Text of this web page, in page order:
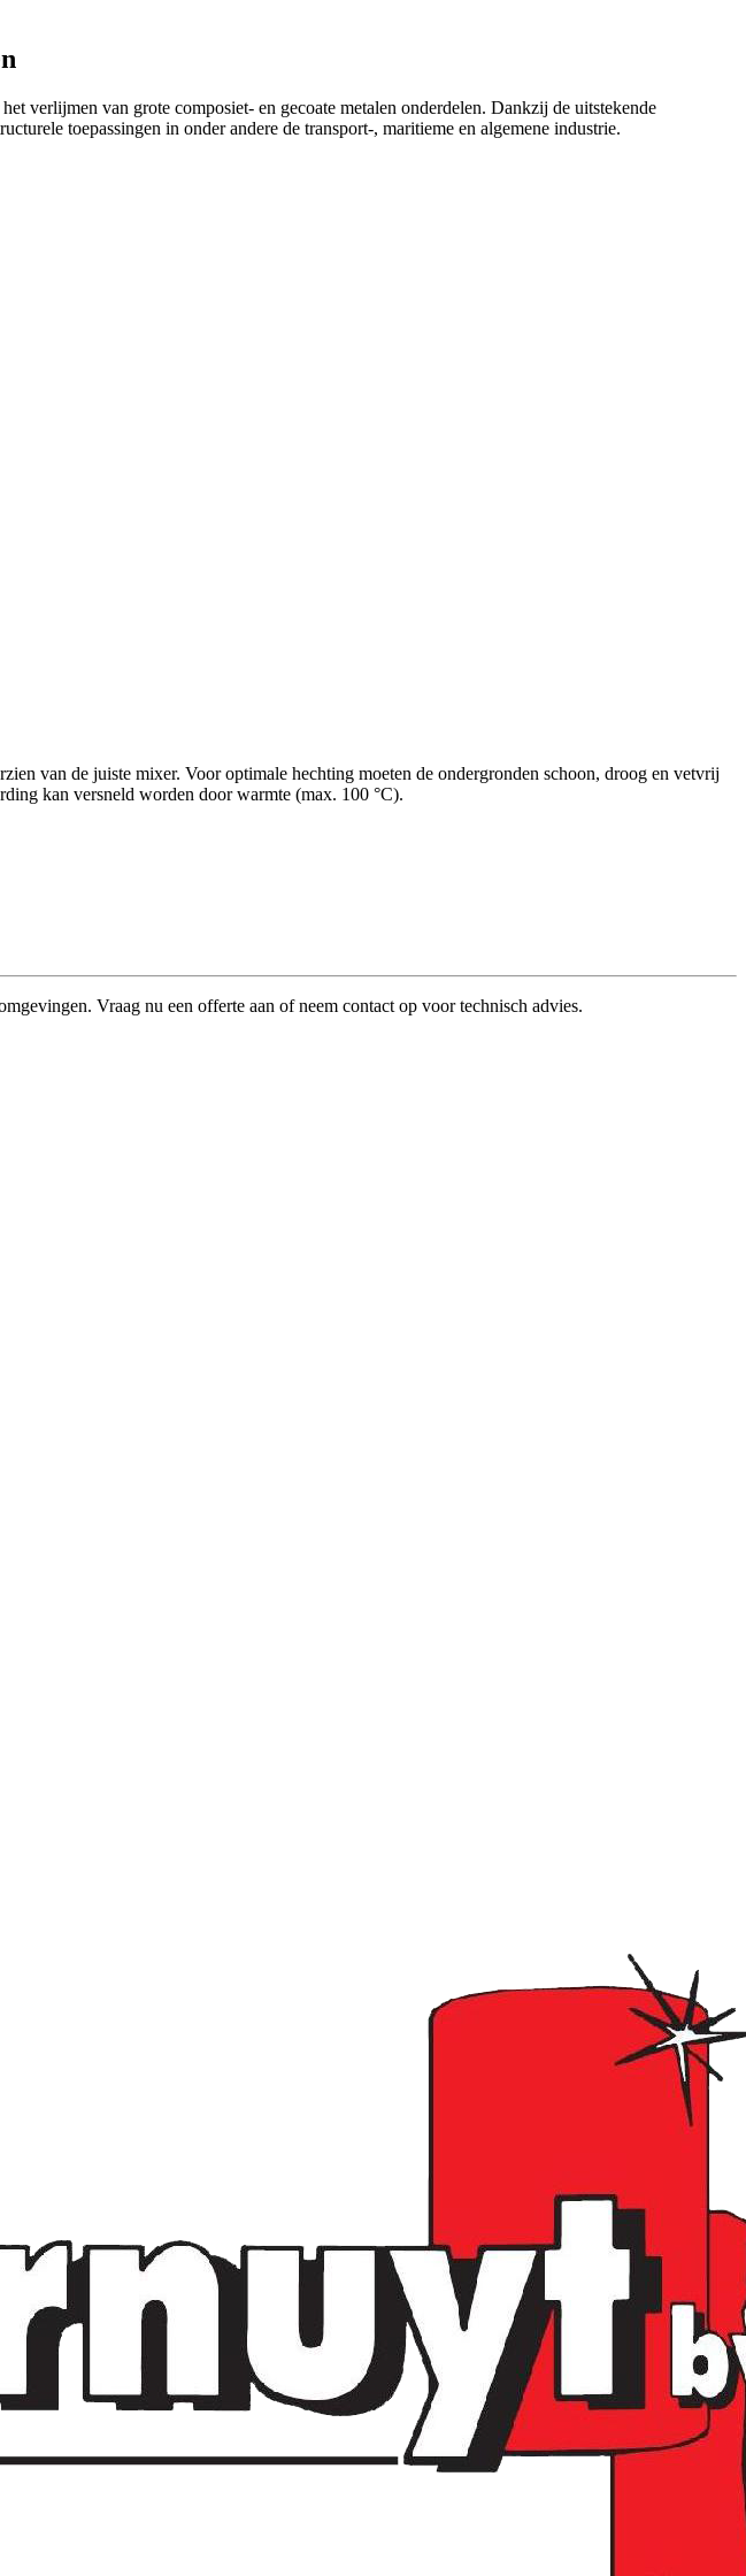
verlijmen van grote composiet- en gecoate metalen onderdelen. Dankzij de uitstekende
toepassingen in onder andere de transport-, maritieme en algemene industrie.
van de juiste mixer. Voor optimale hechting moeten de ondergronden schoon, droog en vetvrij
kan versneld worden door warmte (max. 100 °C).
Vraag nu een offerte aan of neem contact op voor technisch advies.